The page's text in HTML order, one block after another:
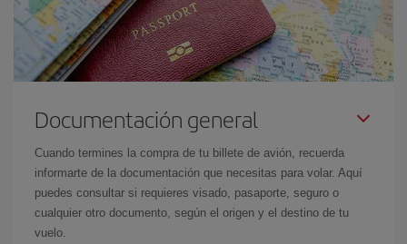
Documentación general
Cuando termines la compra de tu billete de avión, recuerda
informarte de la documentación que necesitas para volar. Aquí
puedes consultar si requieres visado, pasaporte, seguro o
cualquier otro documento, según el origen y el destino de tu
vuelo.